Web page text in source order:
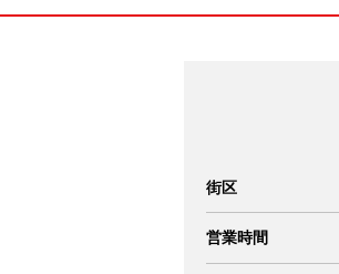
街区
営業時間